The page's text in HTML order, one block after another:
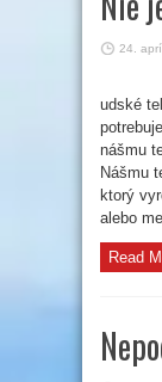
24.
udské
nášmu
Nášmu
ktorý
alebo
Read